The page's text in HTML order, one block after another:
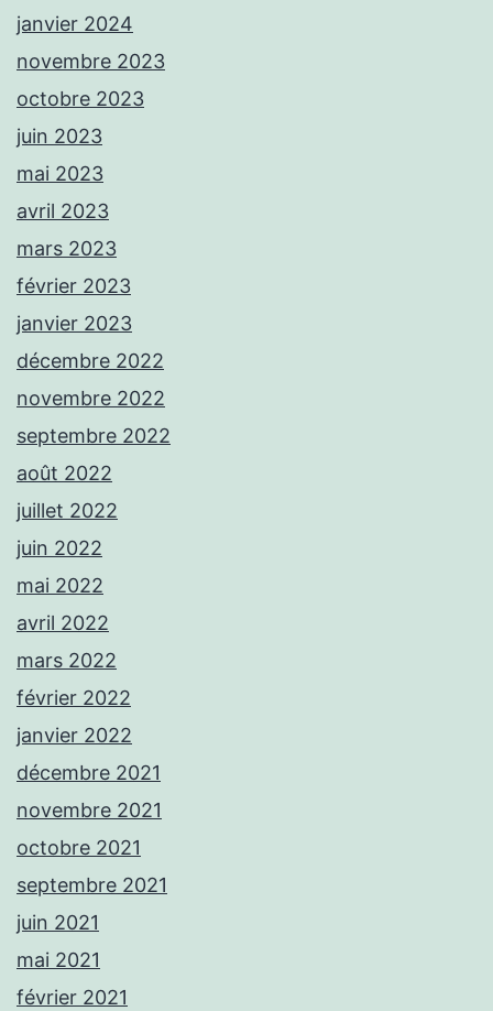
janvier 2024
novembre 2023
octobre 2023
juin 2023
mai 2023
avril 2023
mars 2023
février 2023
janvier 2023
décembre 2022
novembre 2022
septembre 2022
août 2022
juillet 2022
juin 2022
mai 2022
avril 2022
mars 2022
février 2022
janvier 2022
décembre 2021
novembre 2021
octobre 2021
septembre 2021
juin 2021
mai 2021
février 2021